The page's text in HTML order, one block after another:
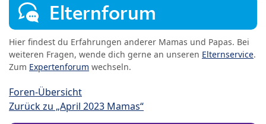
Elternforum
Hier findest du Erfahrungen anderer Mamas und Papas. Bei
weiteren Fragen, wende dich gerne an unseren Elternservice.
Zum Expertenforum wechseln.
Foren-Übersicht
Zurück zu „April 2023 Mamas“